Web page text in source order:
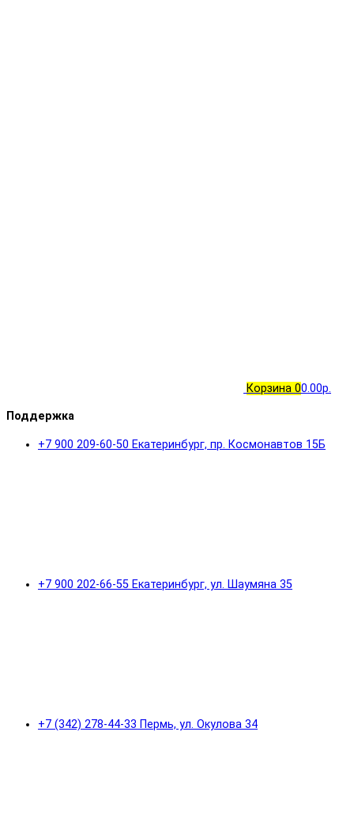
Корзина 00.00р.
Поддержка
+7 900 209-60-50 Екатеринбург, пр. Космонавтов 15Б
+7 900 202-66-55 Екатеринбург, ул. Шаумяна 35
+7 (342) 278-44-33 Пермь, ул. Окулова 34